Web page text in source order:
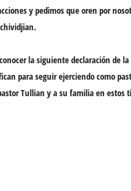
y pedimos queoren por
la siguiente declaración de
para seguir ejerciendo como
Tullian y a su familia en estos